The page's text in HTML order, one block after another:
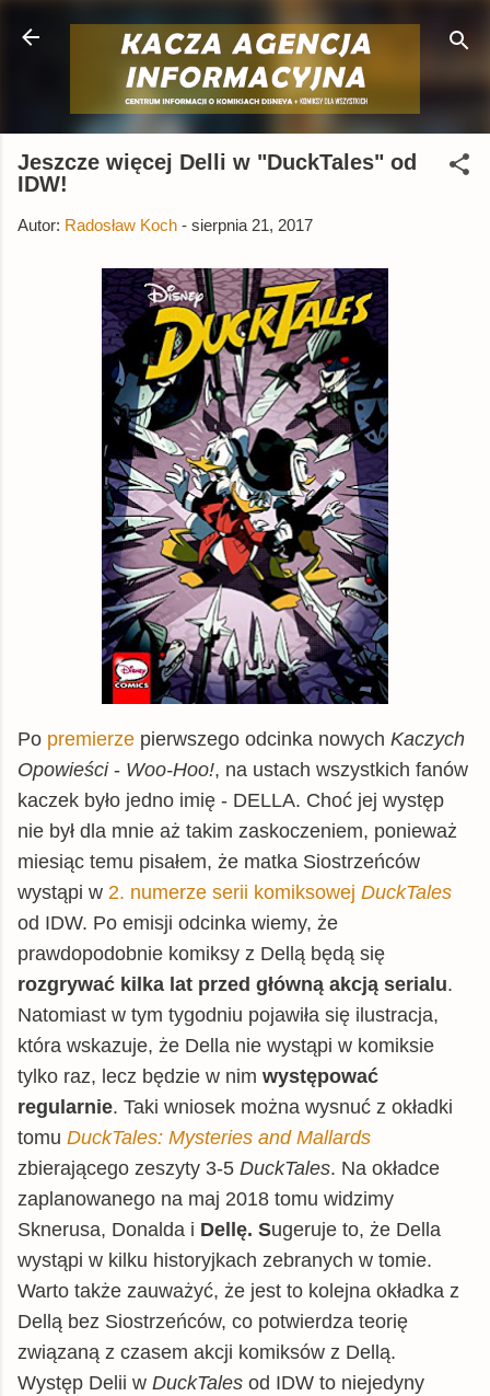
Przejdź do głównej zawartości
Jeszcze więcej Delli w "DuckTales" od
IDW!
Autor: Radosław Koch - sierpnia 21, 2017
Po premierze pierwszego odcinka nowych Kaczych
Opowieści - Woo-Hoo!, na ustach wszystkich fanów
kaczek było jedno imię - DELLA. Choć jej występ
nie był dla mnie aż takim zaskoczeniem, ponieważ
miesiąc temu pisałem, że matka Siostrzeńców
wystąpi w 2. numerze serii komiksowej DuckTales
od IDW. Po emisji odcinka wiemy, że
prawdopodobnie komiksy z Dellą będą się
rozgrywać kilka lat przed główną akcją serialu.
Natomiast w tym tygodniu pojawiła się ilustracja,
która wskazuje, że Della nie wystąpi w komiksie
tylko raz, lecz będzie w nim występować
regularnie. Taki wniosek można wysnuć z okładki
tomu DuckTales: Mysteries and Mallards
zbierającego zeszyty 3-5 DuckTales. Na okładce
zaplanowanego na maj 2018 tomu widzimy
Sknerusa, Donalda i Dellę. Sugeruje to, że Della
wystąpi w kilku historyjkach zebranych w tomie.
Warto także zauważyć, że jest to kolejna okładka z
Dellą bez Siostrzeńców, co potwierdza teorię
związaną z czasem akcji komiksów z Dellą.
Występ Delii w DuckTales od IDW to niejedyny